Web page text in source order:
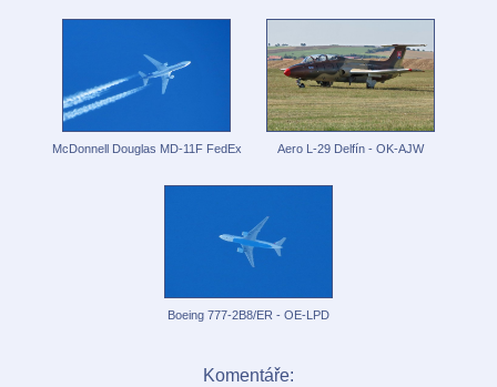
McDonnell Douglas MD-11F FedEx Aero L-29 Delfín - OK-AJW
Boeing 777-2B8/ER - OE-LPD
Komentáře: